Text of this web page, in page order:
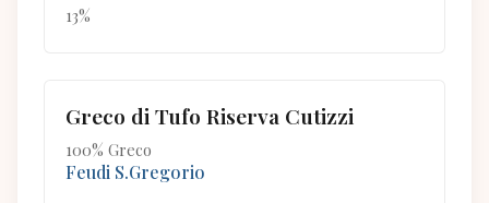
13%
Greco di Tufo Riserva Cutizzi
100% Greco
Feudi S.Gregorio